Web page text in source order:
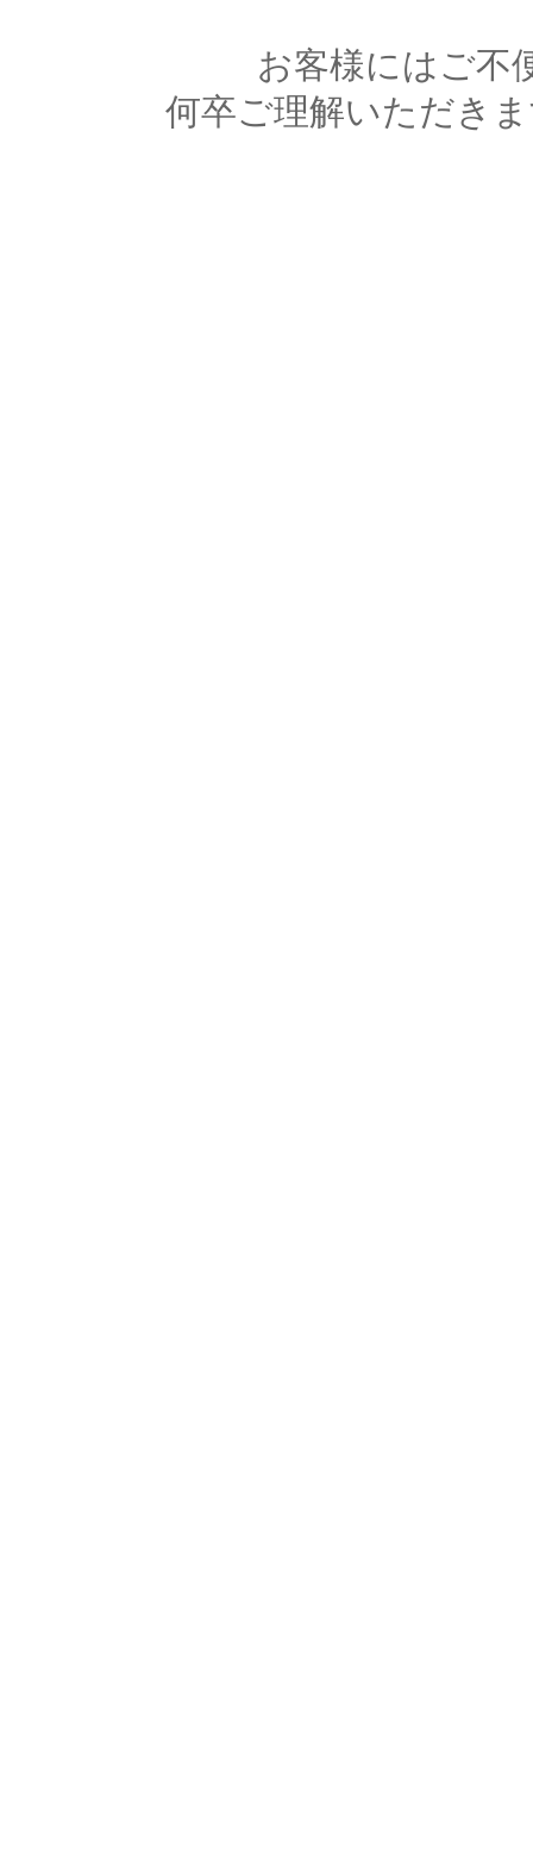
お客様にはご不
何卒ご理解いただき